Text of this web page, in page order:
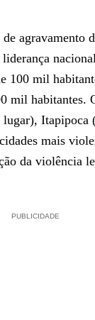
agravamento
100 mil
mil habitantes.
Itapipoca
mais
da violência
PUBLICIDADE